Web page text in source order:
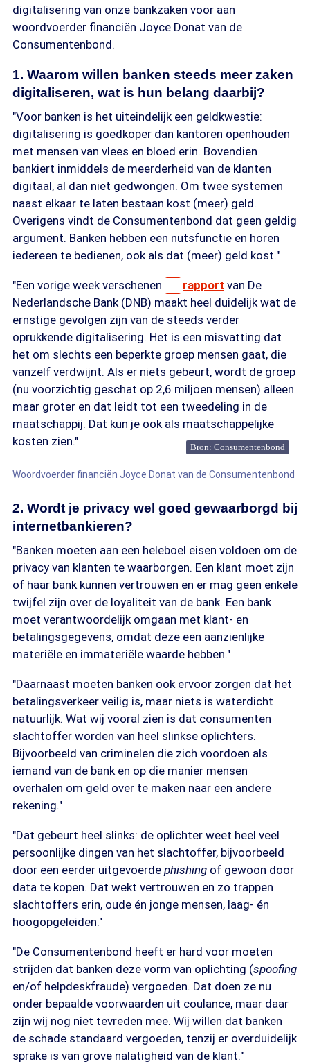
digitalisering van onze bankzaken voor aan
woordvoerder financiën Joyce Donat van de
Consumentenbond.
1. Waarom willen banken steeds meer zaken
digitaliseren, wat is hun belang daarbij?
"Voor banken is het uiteindelijk een geldkwestie:
digitalisering is goedkoper dan kantoren openhouden
met mensen van vlees en bloed erin. Bovendien
bankiert inmiddels de meerderheid van de klanten
digitaal, al dan niet gedwongen. Om twee systemen
naast elkaar te laten bestaan kost (meer) geld.
Overigens vindt de Consumentenbond dat geen geldig
argument. Banken hebben een nutsfunctie en horen
iedereen te bedienen, ook als dat (meer) geld kost."
"Een vorige week verschenen rapport van De
Nederlandsche Bank (DNB) maakt heel duidelijk wat de
ernstige gevolgen zijn van de steeds verder
oprukkende digitalisering. Het is een misvatting dat
het om slechts een beperkte groep mensen gaat, die
vanzelf verdwijnt. Als er niets gebeurt, wordt de groep
(nu voorzichtig geschat op 2,6 miljoen mensen) alleen
maar groter en dat leidt tot een tweedeling in de
maatschappij. Dat kun je ook als maatschappelijke
kosten zien."
Bron: Consumentenbond
Woordvoerder financiën Joyce Donat van de Consumentenbond
2. Wordt je privacy wel goed gewaarborgd bij
internetbankieren?
"Banken moeten aan een heleboel eisen voldoen om de
privacy van klanten te waarborgen. Een klant moet zijn
of haar bank kunnen vertrouwen en er mag geen enkele
twijfel zijn over de loyaliteit van de bank. Een bank
moet verantwoordelijk omgaan met klant- en
betalingsgegevens, omdat deze een aanzienlijke
materiële en immateriële waarde hebben."
"Daarnaast moeten banken ook ervoor zorgen dat het
betalingsverkeer veilig is, maar niets is waterdicht
natuurlijk. Wat wij vooral zien is dat consumenten
slachtoffer worden van heel slinkse oplichters.
Bijvoorbeeld van criminelen die zich voordoen als
iemand van de bank en op die manier mensen
overhalen om geld over te maken naar een andere
rekening."
"Dat gebeurt heel slinks: de oplichter weet heel veel
persoonlijke dingen van het slachtoffer, bijvoorbeeld
door een eerder uitgevoerde phishing of gewoon door
data te kopen. Dat wekt vertrouwen en zo trappen
slachtoffers erin, oude én jonge mensen, laag- én
hoogopgeleiden."
"De Consumentenbond heeft er hard voor moeten
strijden dat banken deze vorm van oplichting (spoofing
en/of helpdeskfraude) vergoeden. Dat doen ze nu
onder bepaalde voorwaarden uit coulance, maar daar
zijn wij nog niet tevreden mee. Wij willen dat banken
de schade standaard vergoeden, tenzij er overduidelijk
sprake is van grove nalatigheid van de klant."